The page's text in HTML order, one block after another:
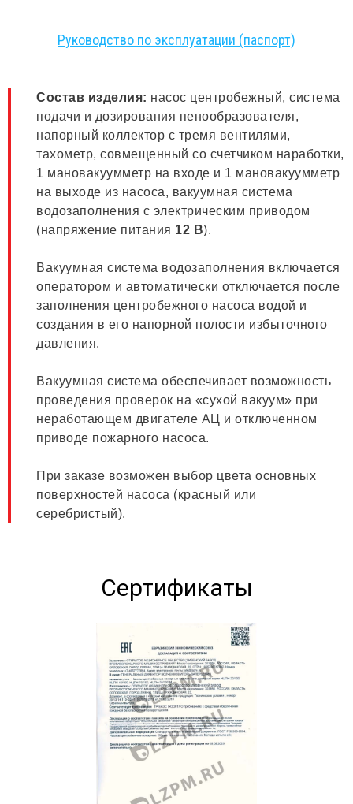
Руководство по эксплуатации (паспорт)
Состав изделия: насос центробежный, система
подачи и дозирования пенообразователя,
напорный коллектор с тремя вентилями,
тахометр, совмещенный со счетчиком наработки,
1 мановакуумметр на входе и 1 мановакуумметр
на выходе из насоса, вакуумная система
водозаполнения с электрическим приводом
(напряжение питания 12 В).
Вакуумная система водозаполнения включается
оператором и автоматически отключается после
заполнения центробежного насоса водой и
создания в его напорной полости избыточного
давления.
Вакуумная система обеспечивает возможность
проведения проверок на «сухой вакуум» при
неработающем двигателе АЦ и отключенном
приводе пожарного насоса.
При заказе возможен выбор цвета основных
поверхностей насоса (красный или
серебристый).
Сертификаты